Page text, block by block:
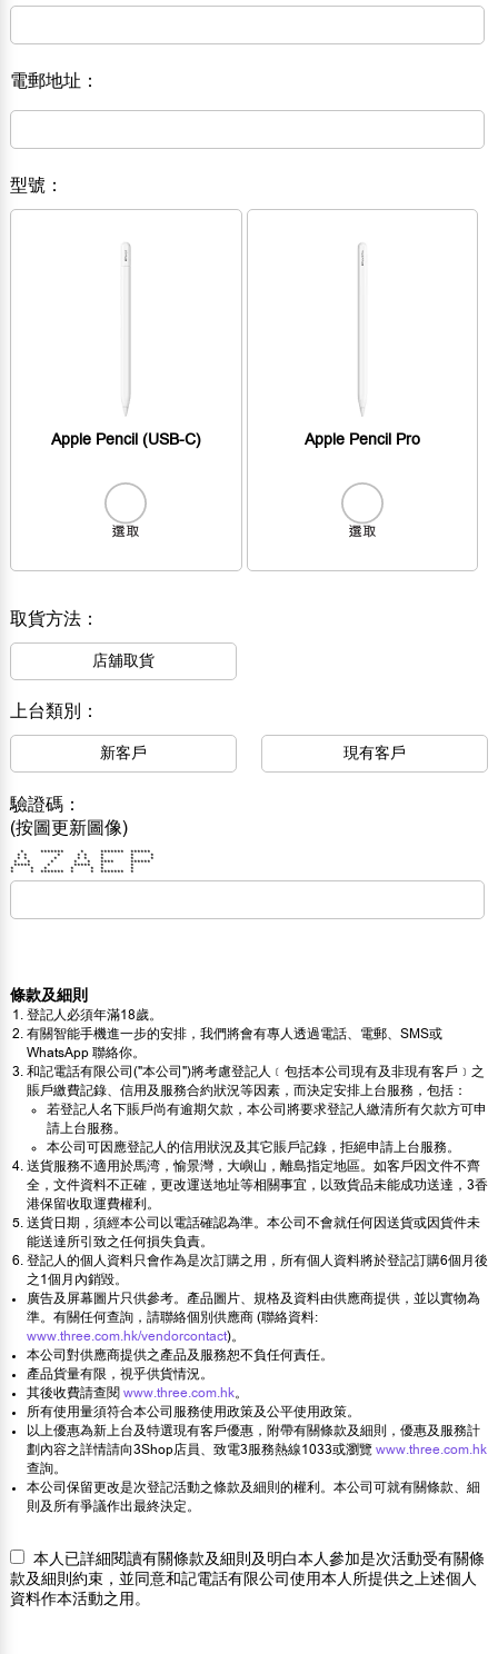
電郵地址：
型號：
Apple Pencil (USB-C) Apple Pencil Pro
取貨方法：
店舖取貨
上台類別：
新客戶 現有客戶
驗證碼：
(按圖更新圖像)
* ******* * ******* ******
* * * * * * * *
* * * * * * * *
* * * * * **** ******
***** * ***** * *
* * * * * * *
* * ******* * * ******* *
條款及細則
登記人必須年滿18歲。
有關智能手機進一步的安排，我們將會有專人透過電話、電郵、SMS或
WhatsApp 聯絡你。
和記電話有限公司("本公司")將考慮登記人﹝包括本公司現有及非現有客戶﹞之
賬戶繳費記錄、信用及服務合約狀況等因素，而決定安排上台服務，包括：
若登記人名下賬戶尚有逾期欠款，本公司將要求登記人繳清所有欠款方可申
請上台服務。
本公司可因應登記人的信用狀況及其它賬戶記錄，拒絕申請上台服務。
送貨服務不適用於馬湾，愉景灣，大嶼山，離島指定地區。如客戶因文件不齊
全，文件資料不正確，更改運送地址等相關事宜，以致貨品未能成功送達，3香
港保留收取運費權利。
送貨日期，須經本公司以電話確認為準。本公司不會就任何因送貨或因貨件未
能送達所引致之任何損失負責。
登記人的個人資料只會作為是次訂購之用，所有個人資料將於登記訂購6個月後
之1個月內銷毀。
廣告及屏幕圖片只供參考。產品圖片、規格及資料由供應商提供，並以實物為
準。有關任何查詢，請聯絡個別供應商 (聯絡資料:
www.three.com.hk/vendorcontact)。
本公司對供應商提供之產品及服務恕不負任何責任。
產品貨量有限，視乎供貨情況。
其後收費請查閱 www.three.com.hk。
所有使用量須符合本公司服務使用政策及公平使用政策。
以上優惠為新上台及特選現有客戶優惠，附帶有關條款及細則，優惠及服務計
劃內容之詳情請向3Shop店員、致電3服務熱線1033或瀏覽 www.three.com.hk
查詢。
本公司保留更改是次登記活動之條款及細則的權利。本公司可就有關條款、細
則及所有爭議作出最終決定。
本人已詳細閱讀有關條款及細則及明白本人參加是次活動受有關條
款及細則約束，並同意和記電話有限公司使用本人所提供之上述個人
資料作本活動之用。